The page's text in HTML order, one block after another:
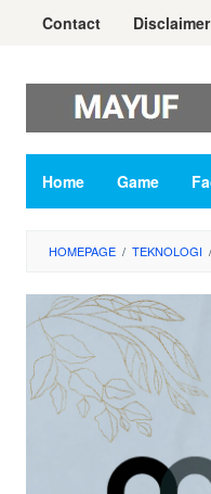
Contact Disclaimer
Home Game
HOMEPAGE / TEKNOLOGI /